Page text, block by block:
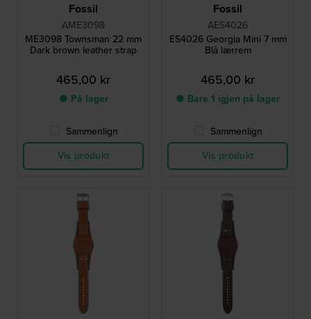
Fossil
AME3098
ME3098 Townsman 22 mm
Dark brown leather strap
465,00 kr
● På lager
Sammenlign
Vis produkt
Fossil
AES4026
ES4026 Georgia Mini 7 mm
Blå lærrem
465,00 kr
● Bare 1 igjen på lager
Sammenlign
Vis produkt